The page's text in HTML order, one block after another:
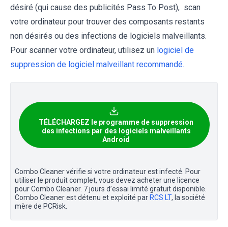
désiré (qui cause des publicités Pass To Post), scan
votre ordinateur pour trouver des composants restants
non désirés ou des infections de logiciels malveillants.
Pour scanner votre ordinateur, utilisez un logiciel de
suppression de logiciel malveillant recommandé.
TÉLÉCHARGEZ le programme de suppression
des infections par des logiciels malveillants
Android
Combo Cleaner vérifie si votre ordinateur est infecté. Pour
utiliser le produit complet, vous devez acheter une licence
pour Combo Cleaner. 7 jours d’essai limité gratuit disponible.
Combo Cleaner est détenu et exploité parRCS LT, la société
mère de PCRisk.